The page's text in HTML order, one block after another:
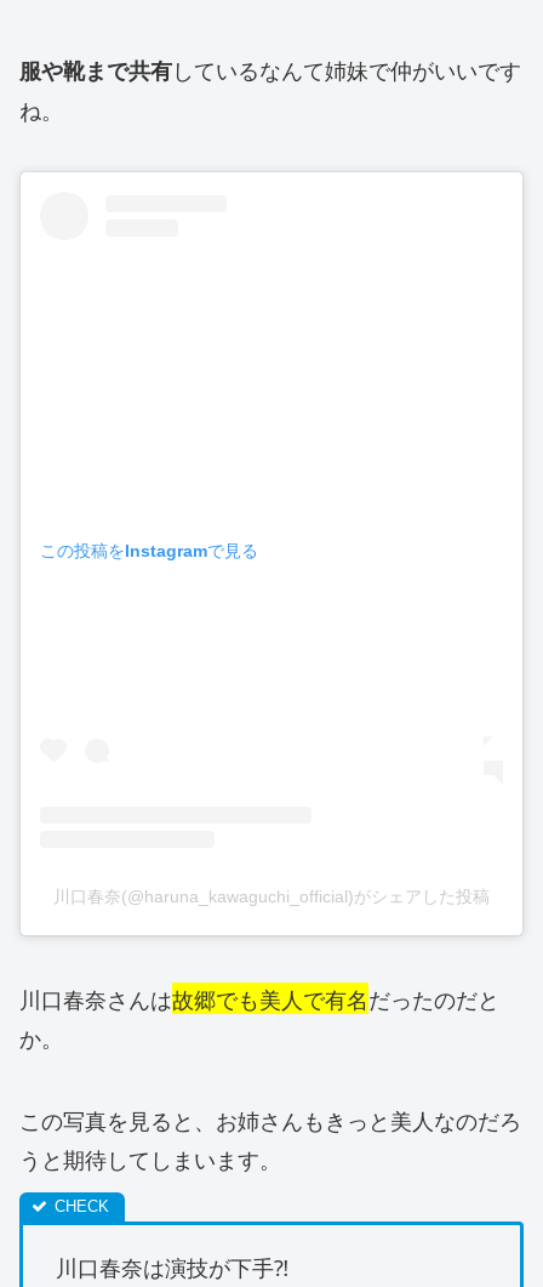
服や靴まで共有しているなんて姉妹で仲がいいです
ね。
この投稿をInstagramで見る
川口春奈(@haruna_kawaguchi_official)がシェアした投稿
川口春奈さんは故郷でも美人で有名だったのだと
か。
この写真を見ると、お姉さんもきっと美人なのだろ
うと期待してしまいます。
川口春奈は演技が下手⁈